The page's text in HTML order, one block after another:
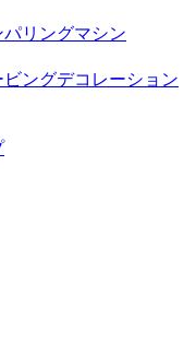
リングマシン
ングデコレーション